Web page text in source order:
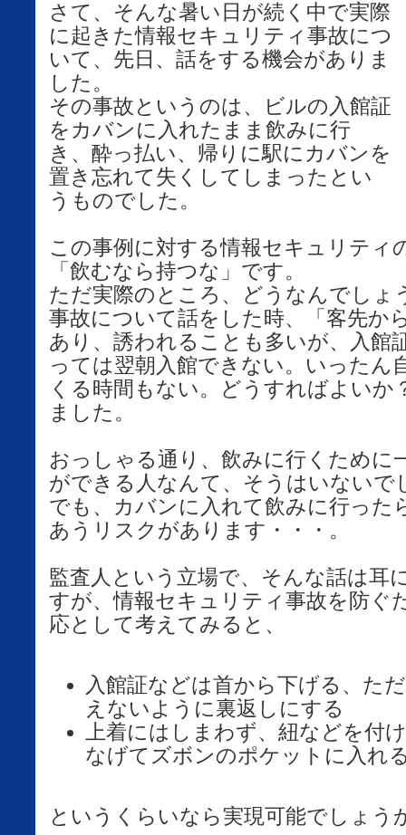
さて、そんな暑い日が続く中で実際
に起きた情報セキュリティ事故につ
いて、先日、話をする機会がありま
した。
その事故というのは、ビルの入館証
をカバンに入れたまま飲みに行
き、酔っ払い、帰りに駅にカバンを
置き忘れて失くしてしまったとい
うものでした。
この事例に対する情報セキュリティ
「飲むなら持つな」です。
ただ実際のところ、どうなんでしょ
事故について話をした時、「客先か
あり、誘われることも多いが、入館
っては翌朝入館できない。いったん
くる時間もない。どうすればよいか
ました。
おっしゃる通り、飲みに行くために
ができる人なんて、そうはいないで
でも、カバンに入れて飲みに行った
あうリスクがあります・・・。
監査人という立場で、そんな話は耳
すが、情報セキュリティ事故を防ぐ
応として考えてみると、
入館証などは首から下げる、た
えないように裏返しにする
上着にはしまわず、紐などを付
なげてズボンのポケットに入れ
というくらいなら実現可能でしょう